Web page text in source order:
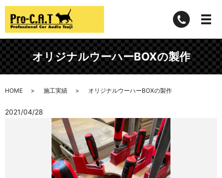
オリジナルウーハーBOXの製作
HOME 施工実績 オリジナルウーハーBOXの製作
2021/04/28